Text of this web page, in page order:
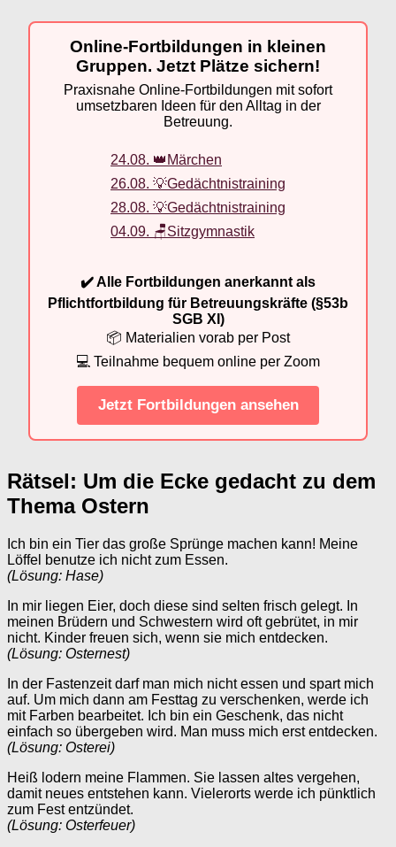
Online-Fortbildungen in kleinen
Gruppen. Jetzt Plätze sichern!
Praxisnahe Online-Fortbildungen mit sofort
umsetzbaren Ideen für den Alltag in der
Betreuung.
24.08. 👑Märchen
26.08. 💡Gedächtnistraining
28.08. 💡Gedächtnistraining
04.09. 🪑Sitzgymnastik
✔️ Alle Fortbildungen anerkannt als
Pflichtfortbildung für Betreuungskräfte (§53b
SGB XI)
📦 Materialien vorab per Post
💻 Teilnahme bequem online per Zoom
Jetzt Fortbildungen ansehen
Rätsel: Um die Ecke gedacht zu dem
Thema Ostern
Ich bin ein Tier das große Sprünge machen kann! Meine
Löffel benutze ich nicht zum Essen.
(Lösung: Hase)
In mir liegen Eier, doch diese sind selten frisch gelegt. In
meinen Brüdern und Schwestern wird oft gebrütet, in mir
nicht. Kinder freuen sich, wenn sie mich entdecken.
(Lösung: Osternest)
In der Fastenzeit darf man mich nicht essen und spart mich
auf. Um mich dann am Festtag zu verschenken, werde ich
mit Farben bearbeitet. Ich bin ein Geschenk, das nicht
einfach so übergeben wird. Man muss mich erst entdecken.
(Lösung: Osterei)
Heiß lodern meine Flammen. Sie lassen altes vergehen,
damit neues entstehen kann. Vielerorts werde ich pünktlich
zum Fest entzündet.
(Lösung: Osterfeuer)